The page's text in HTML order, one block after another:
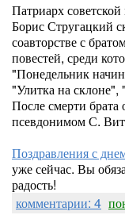
Патриарх
Борис Стругацкий
соавторстве с
повестей, среди
"Понедельник
"Улитка на
После смерти брата
псевдонимом С.
Поздравления с
уже сейчас. Вы
радость!
комментарии: 4